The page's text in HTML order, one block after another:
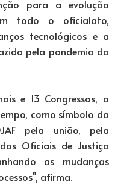
para a evolução
todo o oficialato,
tecnológicos e a
pela pandemia da
e 13 Congressos, o
como símbolo da
pela união, pela
Oficiais de Justiça
as mudanças
afirma.